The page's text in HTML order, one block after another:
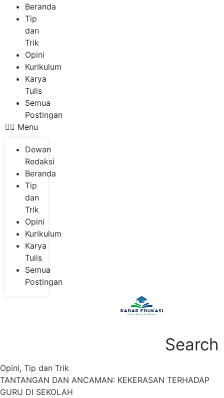
Beranda
Tip
dan
Trik
Opini
Kurikulum
Karya
Tulis
Semua
Postingan
Menu
Dewan
Redaksi
Beranda
Tip
dan
Trik
Opini
Kurikulum
Karya
Tulis
Semua
Postingan
Search
Opini, Tip dan Trik
TANTANGAN DAN ANCAMAN: KEKERASAN TERHADAP
GURU DI SEKOLAH